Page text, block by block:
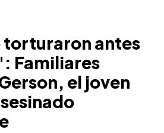
torturaron antes
Familiares
el joven